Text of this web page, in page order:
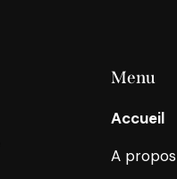
Menu
Accueil
A propos